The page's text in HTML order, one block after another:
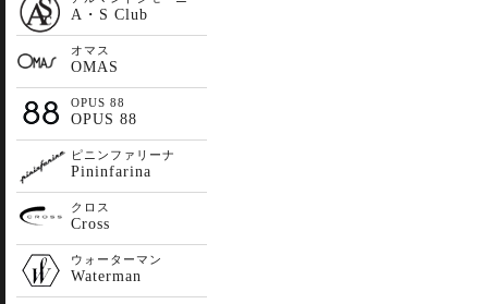
A・S Club
オマス
OMAS
OPUS 88
OPUS 88
ピニンファリーナ
Pininfarina
クロス
Cross
ウォーターマン
Waterman